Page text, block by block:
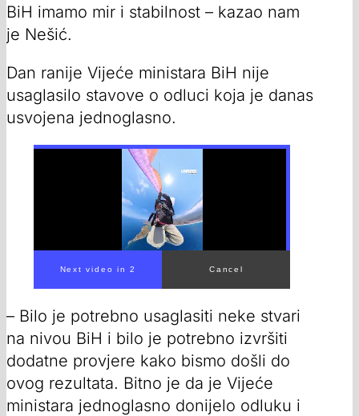
BiH imamo mir i stabilnost – kazao nam
je Nešić.
Dan ranije Vijeće ministara BiH nije
usaglasilo stavove o odluci koja je danas
usvojena jednoglasno.
– Bilo je potrebno usaglasiti neke stvari
na nivou BiH i bilo je potrebno izvršiti
dodatne provjere kako bismo došli do
ovog rezultata. Bitno je da je Vijeće
ministara jednoglasno donijelo odluku i